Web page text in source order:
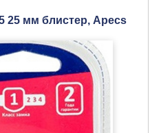
25 мм блистер, Apecs